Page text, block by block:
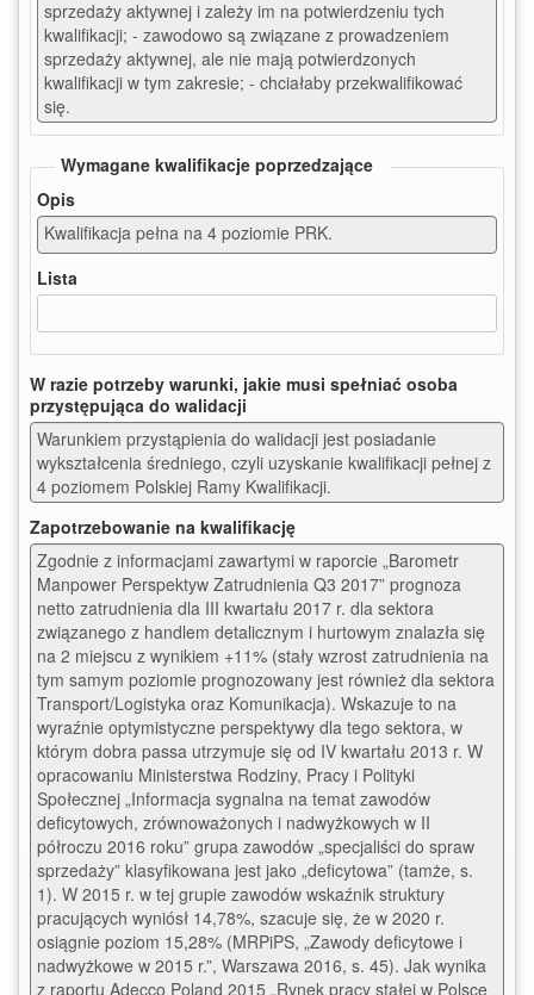
sprzedaży aktywnej i zależy im na potwierdzeniu tych
kwalifikacji; - zawodowo są związane z prowadzeniem
sprzedaży aktywnej, ale nie mają potwierdzonych
kwalifikacji w tym zakresie; - chciałaby przekwalifikować
się.
Wymagane kwalifikacje poprzedzające
Opis
Kwalifikacja pełna na 4 poziomie PRK.
Lista
W razie potrzeby warunki, jakie musi spełniać osoba
przystępująca do walidacji
Warunkiem przystąpienia do walidacji jest posiadanie
wykształcenia średniego, czyli uzyskanie kwalifikacji pełnej z
4 poziomem Polskiej Ramy Kwalifikacji.
Zapotrzebowanie na kwalifikację
Zgodnie z informacjami zawartymi w raporcie „Barometr
Manpower Perspektyw Zatrudnienia Q3 2017” prognoza
netto zatrudnienia dla III kwartału 2017 r. dla sektora
związanego z handlem detalicznym i hurtowym znalazła się
na 2 miejscu z wynikiem +11% (stały wzrost zatrudnienia na
tym samym poziomie prognozowany jest również dla sektora
Transport/Logistyka oraz Komunikacja). Wskazuje to na
wyraźnie optymistyczne perspektywy dla tego sektora, w
którym dobra passa utrzymuje się od IV kwartału 2013 r. W
opracowaniu Ministerstwa Rodziny, Pracy i Polityki
Społecznej „Informacja sygnalna na temat zawodów
deficytowych, zrównoważonych i nadwyżkowych w II
półroczu 2016 roku” grupa zawodów „specjaliści do spraw
sprzedaży” klasyfikowana jest jako „deficytowa” (tamże, s.
1). W 2015 r. w tej grupie zawodów wskaźnik struktury
pracujących wyniósł 14,78%, szacuje się, że w 2020 r.
osiągnie poziom 15,28% (MRPiPS, „Zawody deficytowe i
nadwyżkowe w 2015 r.”, Warszawa 2016, s. 45). Jak wynika
z raportu Adecco Poland 2015 „Rynek pracy stałej w Polsce